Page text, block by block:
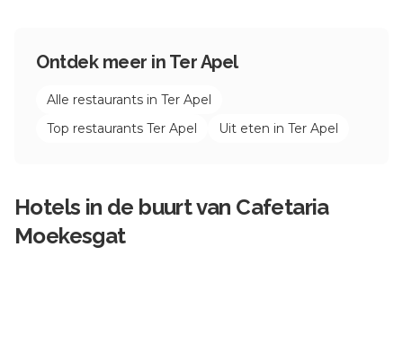
Ontdek meer in Ter Apel
Alle restaurants in Ter Apel
Top restaurants Ter Apel Uit eten in Ter Apel
Hotels in de buurt van Cafetaria
Moekesgat